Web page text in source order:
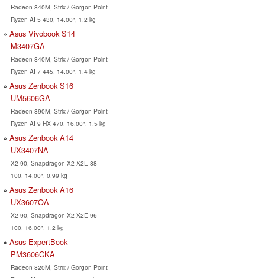
Radeon 840M, Strix / Gorgon Point
Ryzen AI 5 430, 14.00", 1.2 kg
Asus Vivobook S14
M3407GA
Radeon 840M, Strix / Gorgon Point
Ryzen AI 7 445, 14.00", 1.4 kg
Asus Zenbook S16
UM5606GA
Radeon 890M, Strix / Gorgon Point
Ryzen AI 9 HX 470, 16.00", 1.5 kg
Asus Zenbook A14
UX3407NA
X2-90, Snapdragon X2 X2E-88-
100, 14.00", 0.99 kg
Asus Zenbook A16
UX3607OA
X2-90, Snapdragon X2 X2E-96-
100, 16.00", 1.2 kg
Asus ExpertBook
PM3606CKA
Radeon 820M, Strix / Gorgon Point